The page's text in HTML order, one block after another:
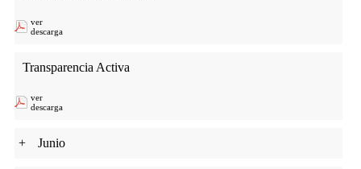
ver
descarga
Transparencia Activa
ver
descarga
+ Junio